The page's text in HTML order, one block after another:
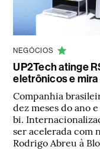
NEGÓCIOS
UP2Tech atinge
eletrônicos e
Companhia
dez meses do ano
bi.
ser acelerada com
Rodrigo Abreu à